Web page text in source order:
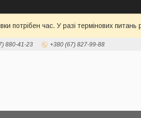
потрібен час. У разі термінових
880-41-23 +380 (67) 827-99-88